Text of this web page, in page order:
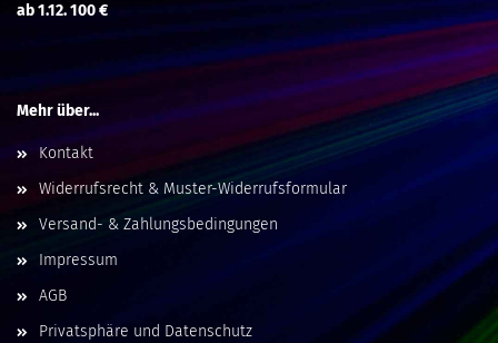
ab 1.12. 100 €
Mehr über...
Kontakt
Widerrufsrecht & Muster-Widerrufsformular
Versand- & Zahlungsbedingungen
Impressum
AGB
Privatsphäre und Datenschutz